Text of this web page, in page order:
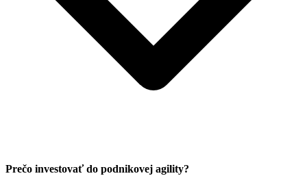
Prečo investovať do podnikovej agility?